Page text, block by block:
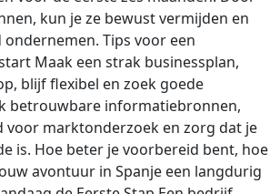
kun je ze bewust vermijden en
Tips voor een
Maak een strak businessplan,
blijf flexibel en zoek goede
betrouwbare informatiebronnen,
voor marktonderzoek en zorg dat je
is. Hoe beter je voorbereid bent, hoe
avontuur in Spanje een langdurig